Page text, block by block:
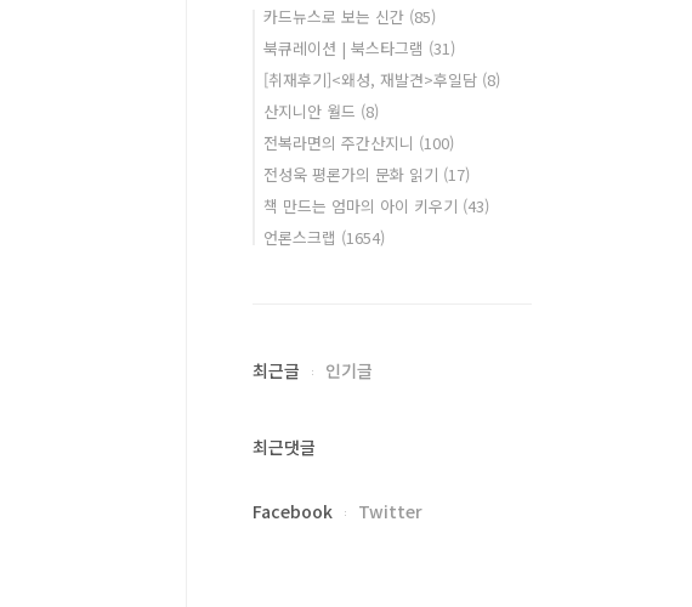
카드뉴스로 보는 신간 (85)
북큐레이션 | 북스타그램 (31)
[취재후기]<왜성, 재발견>후일담 (8)
산지니안 월드 (8)
전복라면의 주간산지니 (100)
전성욱 평론가의 문화 읽기 (17)
책 만드는 엄마의 아이 키우기 (43)
언론스크랩 (1654)
최근글 인기글
최근댓글
Facebook Twitter